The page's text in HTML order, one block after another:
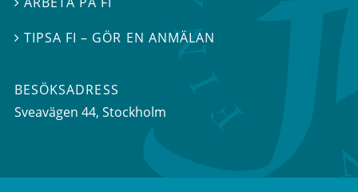
TIPSA FI – GÖR EN ANMÄLAN
BESÖKSADRESS
Sveavägen 44, Stockholm